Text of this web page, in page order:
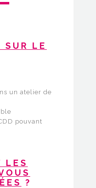
SUR LE
un atelier de
pouvant
LES
?